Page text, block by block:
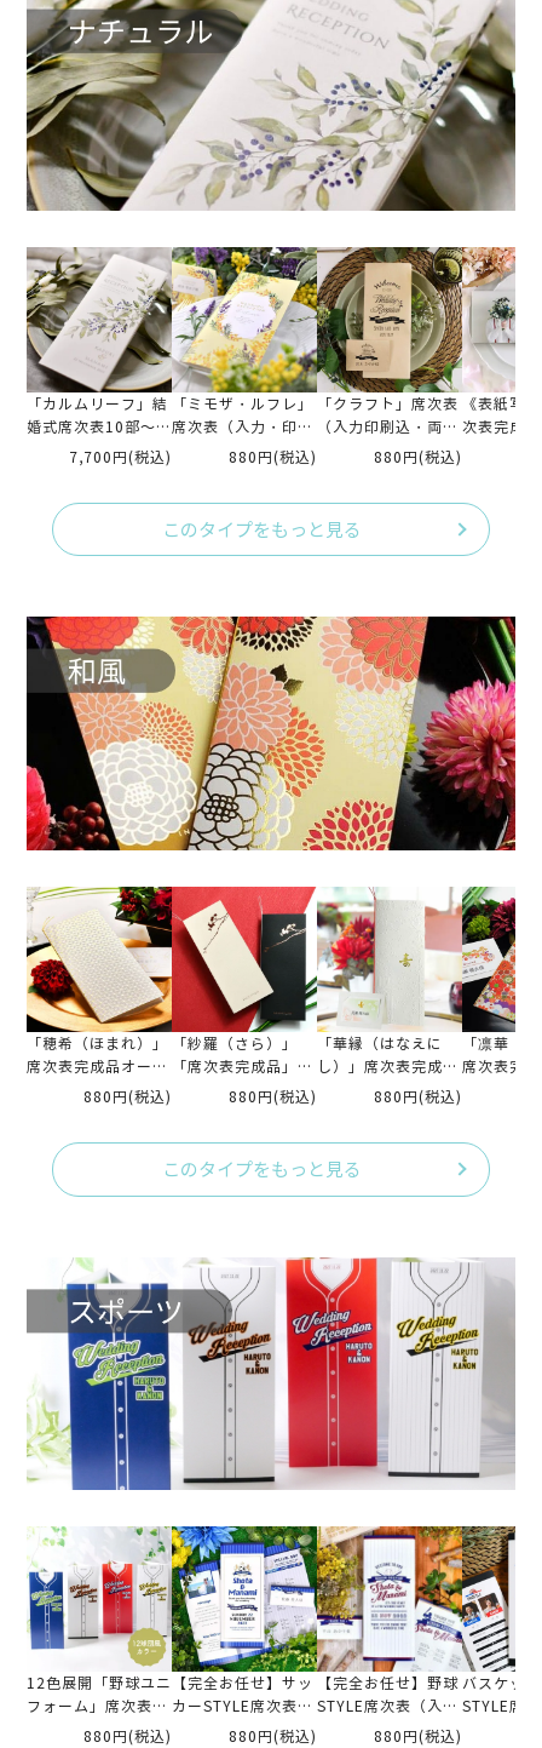
「カルムリーフ」結
婚式席次表10部～
（入力・印刷込）
7,700円(税込)
「ミモザ・ルフレ」
席次表（入力・印刷
込）完成品オーダー
880円(税込)
「クラフト」席次表
（入力印刷込・両面
880円(税込)
《表紙写
次表完成
このタイプをもっと見る
「穂希（ほまれ）」
席次表完成品オーダ
ー（入力・印刷込)
880円(税込)
「紗羅（さら）」
「席次表完成品」印
880円(税込)
「華縁（はなえに
し）」席次表完成品
オーダー（入力・印
880円(税込)
「凛華（
席次表完
このタイプをもっと見る
12色展開「野球ユニ
フォーム」席次表
（入力・印刷込）完
880円(税込)
【完全お任せ】サッ
カーSTYLE席次表
（入力・印刷込)
880円(税込)
【完全お任せ】野球
STYLE席次表（入
力・印刷込)
880円(税込)
バスケッ
STYLE席